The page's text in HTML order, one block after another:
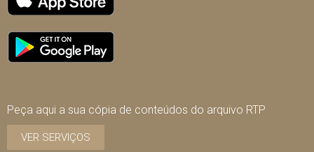
Peça aqui a sua cópia de conteúdos do arquivo RTP
VER SERVIÇOS